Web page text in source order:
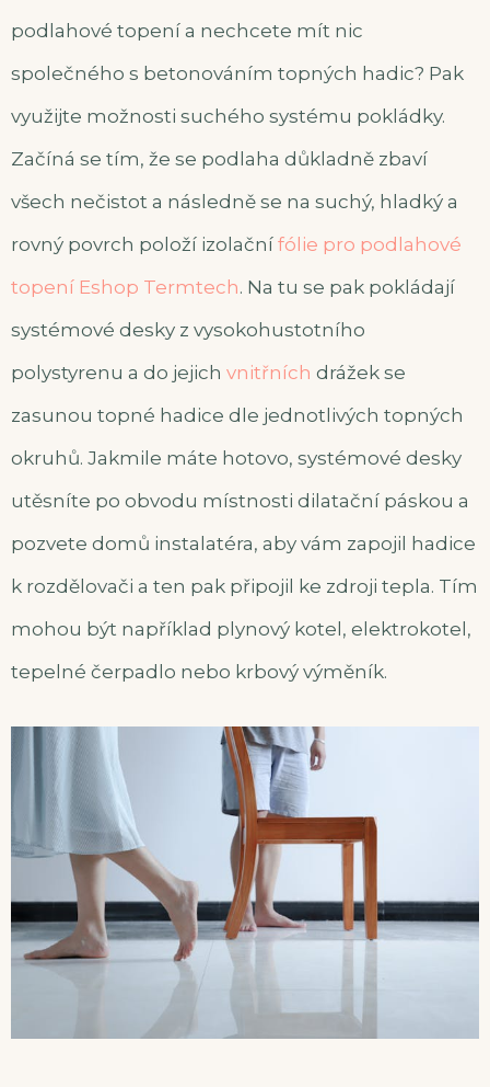
podlahové topení a nechcete mít nic
společného s betonováním topných hadic? Pak
využijte možnosti suchého systému pokládky.
Začíná se tím, že se podlaha důkladně zbaví
všech nečistot a následně se na suchý, hladký a
rovný povrch položí izolační fólie pro podlahové
topení Eshop Termtech. Na tu se pak pokládají
systémové desky z vysokohustotního
polystyrenu a do jejich vnitřních drážek se
zasunou topné hadice dle jednotlivých topných
okruhů. Jakmile máte hotovo, systémové desky
utěsníte po obvodu místnosti dilatační páskou a
pozvete domů instalatéra, aby vám zapojil hadice
k rozdělovači a ten pak připojil ke zdroji tepla. Tím
mohou být například plynový kotel, elektrokotel,
tepelné čerpadlo nebo krbový výměník.